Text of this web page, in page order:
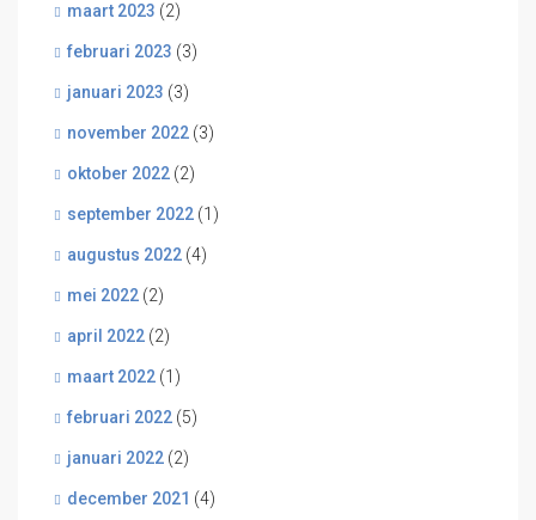
maart 2023 (2)
februari 2023 (3)
januari 2023 (3)
november 2022 (3)
oktober 2022 (2)
september 2022 (1)
augustus 2022 (4)
mei 2022 (2)
april 2022 (2)
maart 2022 (1)
februari 2022 (5)
januari 2022 (2)
december 2021 (4)